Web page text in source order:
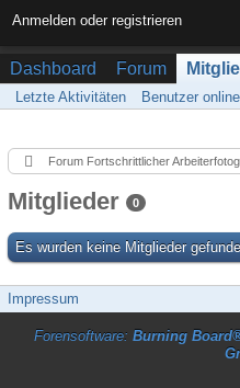
Anmelden oder registrieren
Dashboard Forum
Letzte Aktivitäten Benutzer online
Forum Fortschrittlicher
Mitglieder 0
Es wurden keine Mitglieder
Impressum
Forensoftware: Burning